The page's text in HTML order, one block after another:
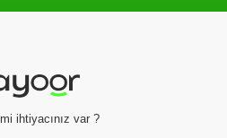
ihtiyacınız var ?